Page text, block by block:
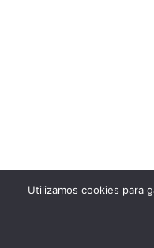
Utilizamos cookies para